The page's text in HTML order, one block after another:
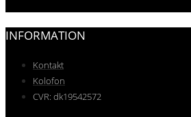
INFORMATION
Kontakt
Kolofon
CVR: dk19542572